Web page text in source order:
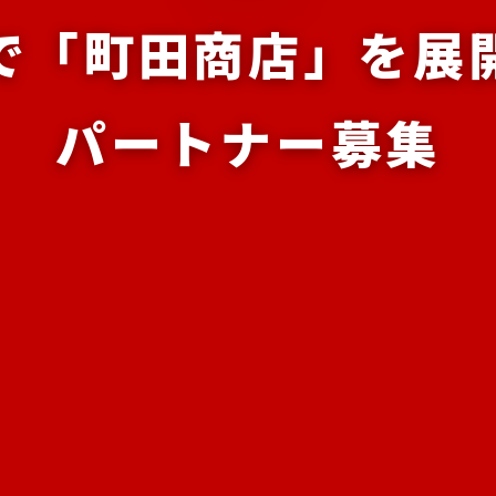
「町田商店」を展
パートナー募集